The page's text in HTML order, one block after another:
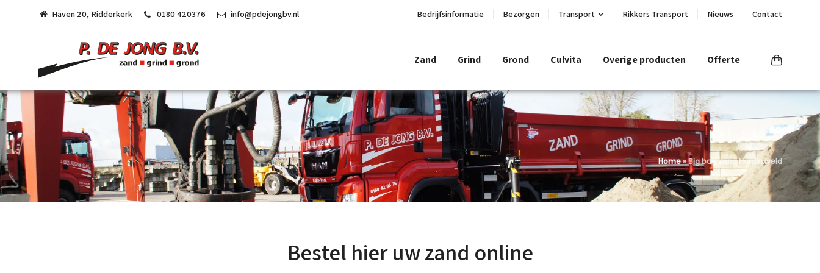
Haven 20, Ridderkerk 0180 420376 info@pdejongbv.nl Bedrijfsinformatie Bezorgen Transport Rikkers Transport Nieuws Contact
Zand Grind Grond Culvita Overige producten Offerte
Home»Big bag zand Hardinxveld
Bestel hier uw zand online